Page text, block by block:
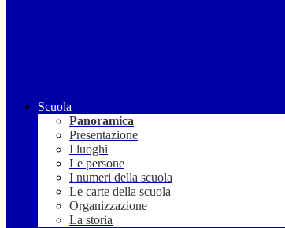
Scuola
Panoramica
Presentazione
I luoghi
Le persone
I numeri della scuola
Le carte della scuola
Organizzazione
La storia